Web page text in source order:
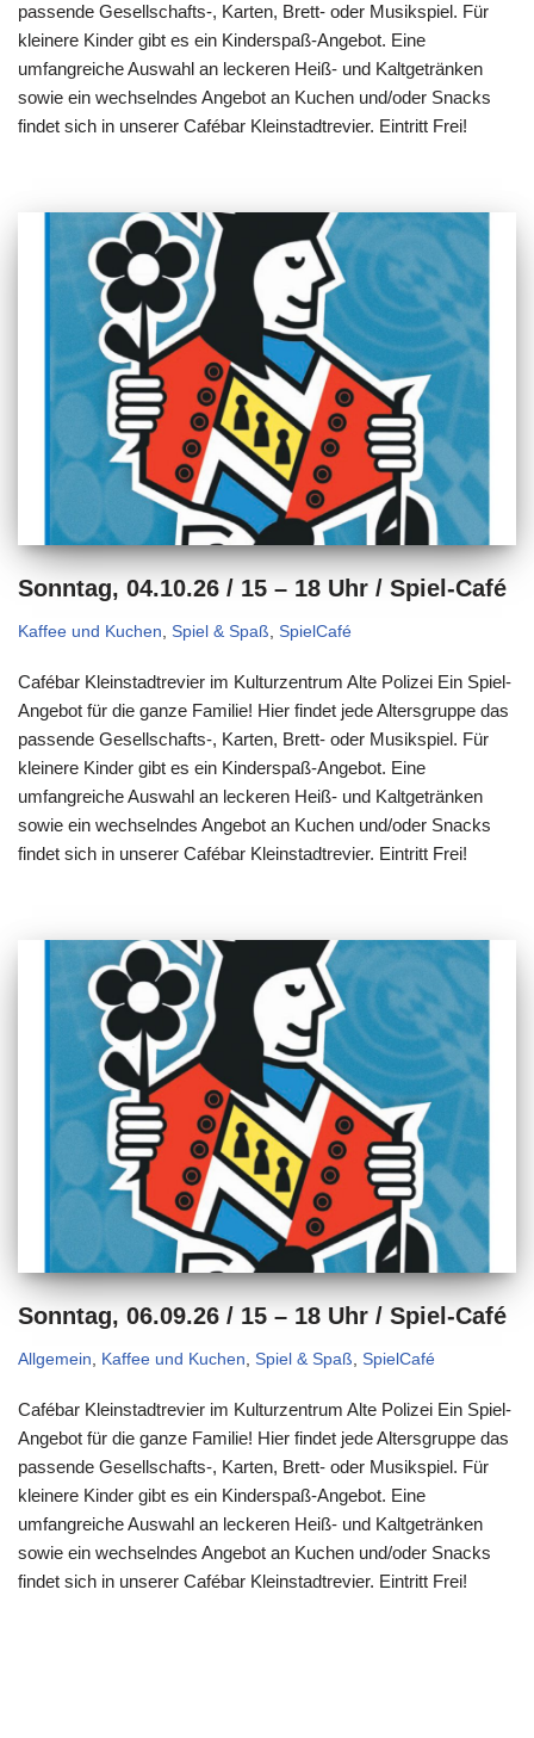
passende Gesellschafts-, Karten, Brett- oder Musikspiel. Für
kleinere Kinder gibt es ein Kinderspaß-Angebot. Eine
umfangreiche Auswahl an leckeren Heiß- und Kaltgetränken
sowie ein wechselndes Angebot an Kuchen und/oder Snacks
findet sich in unserer Cafébar Kleinstadtrevier. Eintritt Frei!
Sonntag, 04.10.26 / 15 – 18 Uhr / Spiel-Café
Kaffee und Kuchen Spiel & Spaß SpielCafé
Cafébar Kleinstadtrevier im Kulturzentrum Alte Polizei Ein Spiel-
Angebot für die ganze Familie! Hier findet jede Altersgruppe das
passende Gesellschafts-, Karten, Brett- oder Musikspiel. Für
kleinere Kinder gibt es ein Kinderspaß-Angebot. Eine
umfangreiche Auswahl an leckeren Heiß- und Kaltgetränken
sowie ein wechselndes Angebot an Kuchen und/oder Snacks
findet sich in unserer Cafébar Kleinstadtrevier. Eintritt Frei!
Sonntag, 06.09.26 / 15 – 18 Uhr / Spiel-Café
Allgemein Kaffee und Kuchen Spiel & Spaß SpielCafé
Cafébar Kleinstadtrevier im Kulturzentrum Alte Polizei Ein Spiel-
Angebot für die ganze Familie! Hier findet jede Altersgruppe das
passende Gesellschafts-, Karten, Brett- oder Musikspiel. Für
kleinere Kinder gibt es ein Kinderspaß-Angebot. Eine
umfangreiche Auswahl an leckeren Heiß- und Kaltgetränken
sowie ein wechselndes Angebot an Kuchen und/oder Snacks
findet sich in unserer Cafébar Kleinstadtrevier. Eintritt Frei!